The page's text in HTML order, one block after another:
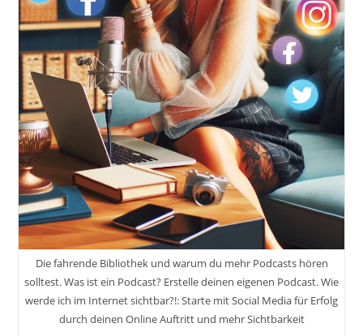
Als
Selbstständiger
Buch
Von
Markus
Flicker
Die fahrende Bibliothek und warum du mehr Podcasts hören
solltest. Was ist ein Podcast? Erstelle deinen eigenen Podcast. Wie
werde ich im Internet sichtbar?!: Starte mit Social Media für Erfolg
durch deinen Online Auftritt und mehr Sichtbarkeit